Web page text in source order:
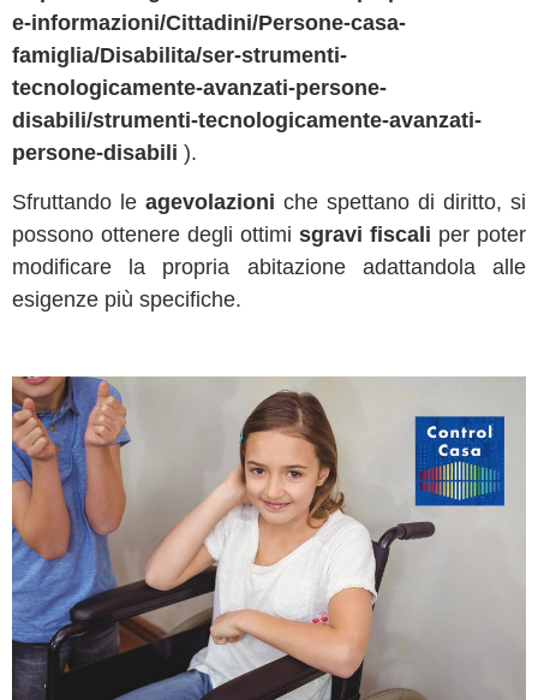
e-informazioni/Cittadini/Persone-casa-
famiglia/Disabilita/ser-strumenti-
tecnologicamente-avanzati-persone-
disabili/strumenti-tecnologicamente-avanzati-
persone-disabili ).
Sfruttando le agevolazioni che spettano di diritto, si
possono ottenere degli ottimi sgravi fiscali per poter
modificare la propria abitazione adattandola alle
esigenze più specifiche.